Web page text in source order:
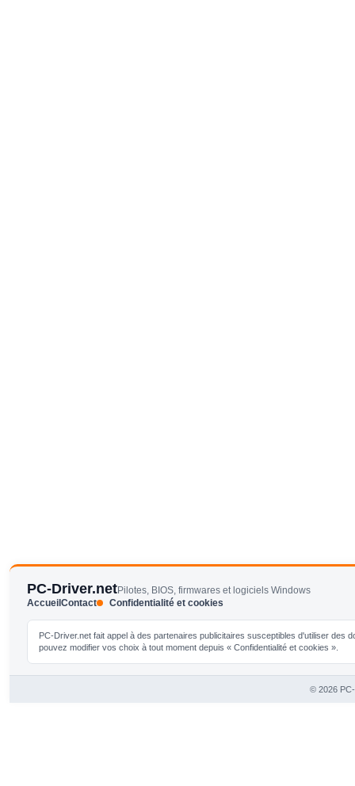
PC-Driver.netPilotes, BIOS, firmwares et logiciels Windows
AccueilContact Confidentialité et cookies
PC-Driver.net fait appel à des partenaires publicitaires susceptibles d'utiliser
pouvez modifier vos choix à tout moment depuis « Confidentialité et cookies ».
© 2026